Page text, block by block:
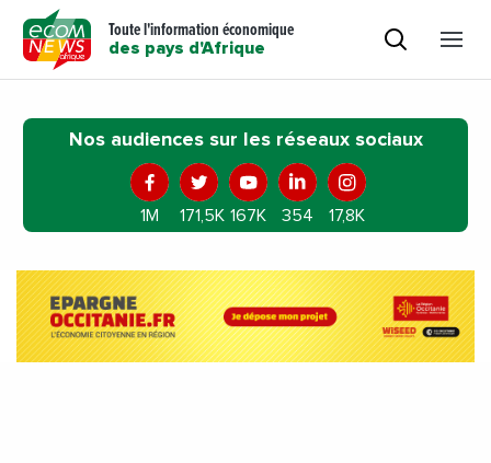
Toute l'information économique
des pays d'Afrique
Nos audiences sur les réseaux sociaux
1M 171,5K 167K 354 17,8K